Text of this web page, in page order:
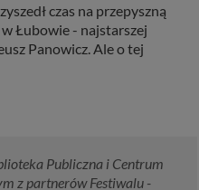
czas na przepyszną
w Łubowie - najstarszej
Panowicz. Ale o tej
Publiczna i Centrum
z partnerów Festiwalu -